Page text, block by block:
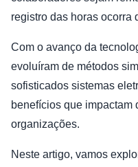
registro das horas ocorra
Com o avanço da
evoluíram de métodos
sofisticados sistemas
benefícios que impactam
organizações.
Neste artigo, vamos